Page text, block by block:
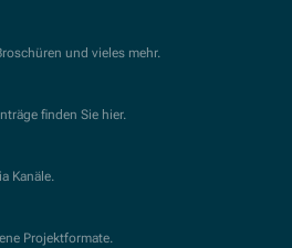
und vieles mehr.
finden Sie hier.
Kanäle.
Projektformate.